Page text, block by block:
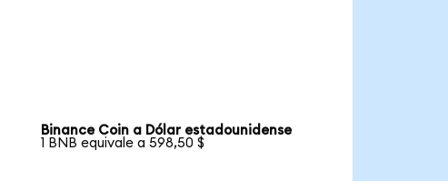
Binance Coin a Dólar estadounidense
1 BNB equivale a 598,50 $